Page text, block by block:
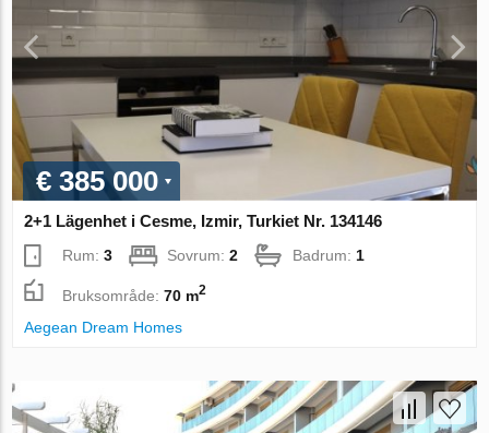
€ 385 000
2+1 Lägenhet i Cesme, Izmir, Turkiet Nr. 134146
Rum:3 Sovrum:2 Badrum: 1
Bruksområde:70 m2
Aegean Dream Homes